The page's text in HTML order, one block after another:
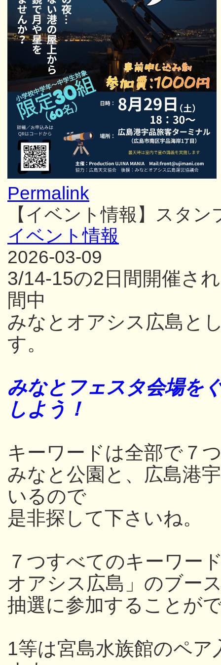
Permalink
【イベント情報】スタ
イベント情報
2026-03-09
3/14-15の2日間開催さ
間中
みなとオアシス広島と
す。
みなとフェスタ会場を
しよう！
キーワードは全部
みなと公園と、広島港
いるので
是非探して下さいね。
７つすべてのキーワー
オアシス広島」のブー
抽選に参加することが
1等は宮島水族館のペ